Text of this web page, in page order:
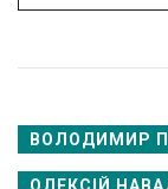
ВОЛОДИМИР